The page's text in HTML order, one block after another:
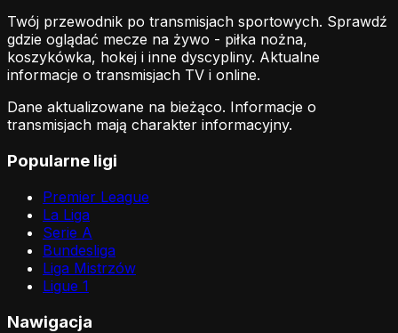
Twój przewodnik po transmisjach sportowych. Sprawdź
gdzie oglądać mecze na żywo - piłka nożna,
koszykówka, hokej i inne dyscypliny. Aktualne
informacje o transmisjach TV i online.
Dane aktualizowane na bieżąco. Informacje o
transmisjach mają charakter informacyjny.
Popularne ligi
Premier League
La Liga
Serie A
Bundesliga
Liga Mistrzów
Ligue 1
Nawigacja